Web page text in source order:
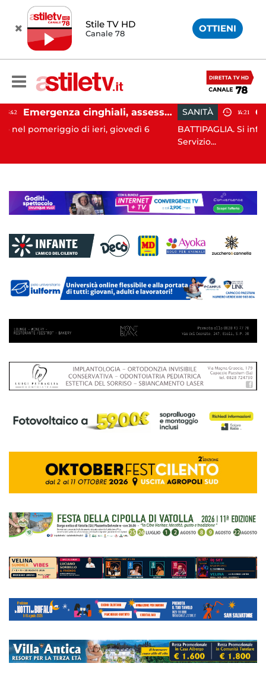
Stile TV HD
Canale 78 OTTIENI
Emergenza cinghiali, assessora Serluca: “Al via il Tavolo tecnico permanente della Regione Campania”
giovedì 6
SANITÀ 14:21
BATTIPAGLIA. Si informano pazienti e